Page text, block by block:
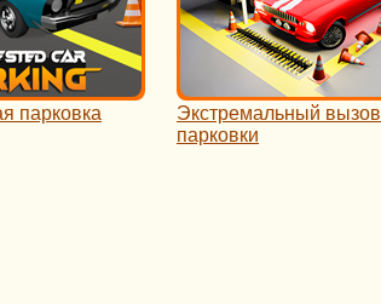
парковка
Экстремальный вызов
парковки